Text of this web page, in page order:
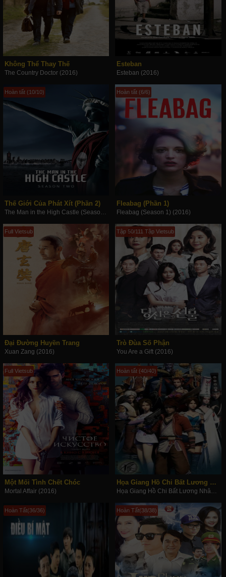
Không Thể Thay Thế
The Country Doctor (2016)
Esteban
Esteban (2016)
Hoàn tất (10/10)
Thế Giới Của Phát Xít (Phần 2)
The Man in the High Castle (Season 2) (2016)
Hoàn tất (6/6)
Fleabag (Phần 1)
Fleabag (Season 1) (2016)
Full Vietsub
Đại Đường Huyền Trang
Xuan Zang (2016)
Tập 50/111 Tập Vietsub
Trò Đùa Số Phận
You Are a Gift (2016)
Full Vietsub
Một Mối Tình Chết Chóc
Mortal Affair (2016)
Hoàn tất (40/40)
Họa Giang Hồ Chi Bất Lương Nhân (Phần 2)
Họa Giang Hồ Chi Bất Lương Nhân (Phần 2) (2016)
Hoàn Tất(36/36) Hoàn Tất(38/38)